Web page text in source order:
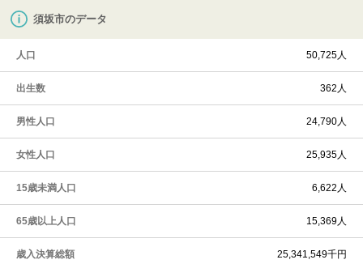
須坂市のデータ
人口 50,725人
出生数 362人
男性人口 24,790人
女性人口 25,935人
15歳未満人口 6,622人
65歳以上人口 15,369人
歳入決算総額 25,341,549千円